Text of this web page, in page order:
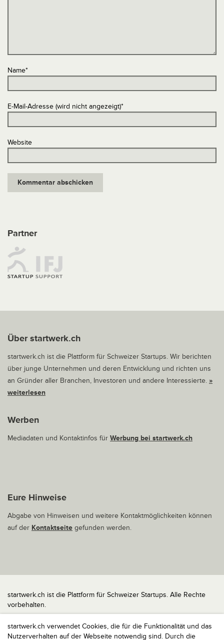
startwerk.ch verwendet Cookies, die für die Funktionalität und das
Nutzerverhalten auf der Webseite notwendig sind. Durch die
Name*
E-Mail-Adresse (wird nicht angezeigt)*
Website
Partner
Über startwerk.ch
startwerk.ch ist die Plattform für Schweizer Startups. Wir berichten
über junge Unternehmen und deren Entwicklung und richten uns
an Gründer aller Branchen, Investoren und andere Interessierte. »
weiterlesen
Werben
Mediadaten und Kontaktinfos für Werbung bei startwerk.ch
Eure Hinweise
Abgabe von Hinweisen und weitere Kontaktmöglichkeiten können
auf der Kontaktseite gefunden werden.
startwerk.ch ist die Plattform für Schweizer Startups. Alle Rechte
vorbehalten.
Impressum
Kontakt